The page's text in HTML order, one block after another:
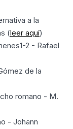
a la
(leer aquí)
2 - Rafael
de la
romano - M.
- Johann